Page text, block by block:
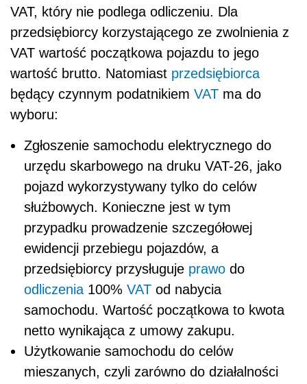
VAT, który nie podlega odliczeniu. Dla
przedsiębiorcy korzystającego ze zwolnienia z
VAT wartość początkowa pojazdu to jego
wartość brutto. Natomiast przedsiębiorca
będący czynnym podatnikiem VAT ma do
wyboru:
Zgłoszenie samochodu elektrycznego do
urzędu skarbowego na druku VAT-26, jako
pojazd wykorzystywany tylko do celów
służbowych. Konieczne jest w tym
przypadku prowadzenie szczegółowej
ewidencji przebiegu pojazdów, a
przedsiębiorcy przysługuje prawo do
odliczenia 100% VAT od nabycia
samochodu. Wartość początkowa to kwota
netto wynikająca z umowy zakupu.
Użytkowanie samochodu do celów
mieszanych, czyli zarówno do działalności